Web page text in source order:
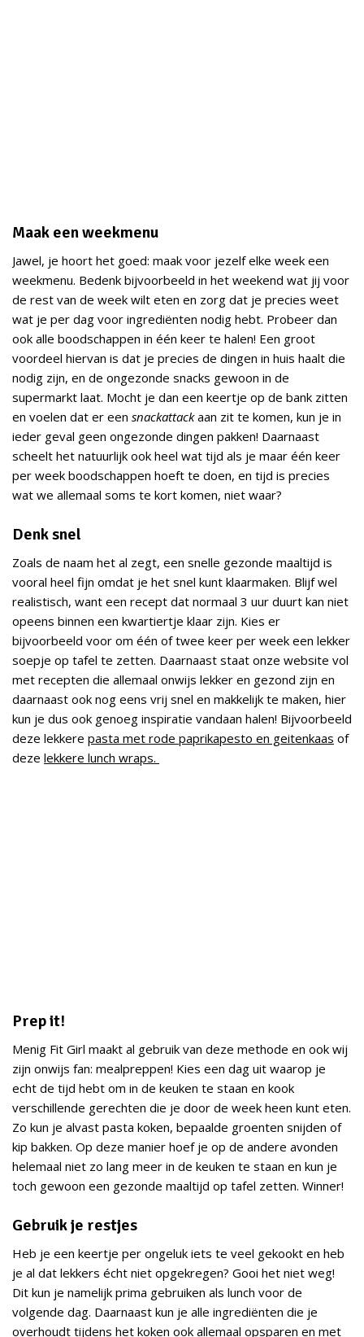
Maak een weekmenu
Jawel, je hoort het goed: maak voor jezelf elke week een
weekmenu. Bedenk bijvoorbeeld in het weekend wat jij voor
de rest van de week wilt eten en zorg dat je precies weet
wat je per dag voor ingrediënten nodig hebt. Probeer dan
ook alle boodschappen in één keer te halen! Een groot
voordeel hiervan is dat je precies de dingen in huis haalt die
nodig zijn, en de ongezonde snacks gewoon in de
supermarkt laat. Mocht je dan een keertje op de bank zitten
en voelen dat er een snackattackaan zit te komen, kun je in
ieder geval geen ongezonde dingen pakken! Daarnaast
scheelt het natuurlijk ook heel wat tijd als je maar één keer
per week boodschappen hoeft te doen, en tijd is precies
wat we allemaal soms te kort komen, niet waar?
Denk snel
Zoals de naam het al zegt, een snelle gezonde maaltijd is
vooral heel fijn omdat je het snel kunt klaarmaken. Blijf wel
realistisch, want een recept dat normaal 3 uur duurt kan niet
opeens binnen een kwartiertje klaar zijn. Kies er
bijvoorbeeld voor om één of twee keer per week een lekker
soepje op tafel te zetten. Daarnaast staat onze website vol
met recepten die allemaal onwijs lekker en gezond zijn en
daarnaast ook nog eens vrij snel en makkelijk te maken, hier
kun je dus ook genoeg inspiratie vandaan halen! Bijvoorbeeld
deze lekkere pasta met rode paprikapesto en geitenkaas of
deze lekkere lunch wraps.
Prep it!
Menig Fit Girl maakt al gebruik van deze methode en ook wij
zijn onwijs fan: mealpreppen! Kies een dag uit waarop je
echt de tijd hebt om in de keuken te staan en kook
verschillende gerechten die je door de week heen kunt eten.
Zo kun je alvast pasta koken, bepaalde groenten snijden of
kip bakken. Op deze manier hoef je op de andere avonden
helemaal niet zo lang meer in de keuken te staan en kun je
toch gewoon een gezonde maaltijd op tafel zetten. Winner!
Gebruik je restjes
Heb je een keertje per ongeluk iets te veel gekookt en heb
je al dat lekkers écht niet opgekregen? Gooi het niet weg!
Dit kun je namelijk prima gebruiken als lunch voor de
volgende dag. Daarnaast kun je alle ingrediënten die je
overhoudt tijdens het koken ook allemaal opsparen en met